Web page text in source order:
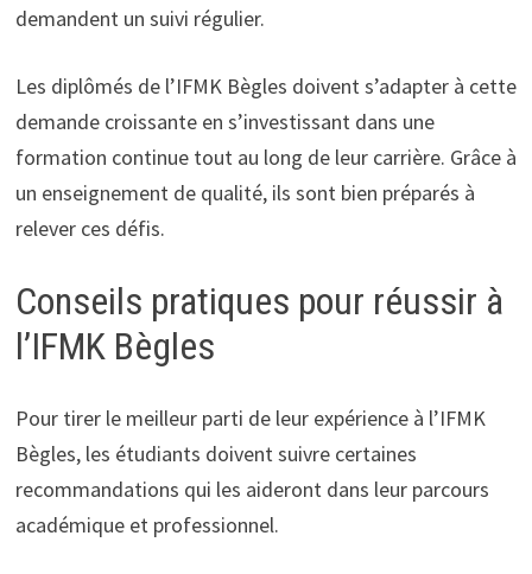
demandent un suivi régulier.
Les diplômés de l’IFMK Bègles doivent s’adapter à cette
demande croissante en s’investissant dans une
formation continue tout au long de leur carrière. Grâce à
un enseignement de qualité, ils sont bien préparés à
relever ces défis.
Conseils pratiques pour réussir à
l’IFMK Bègles
Pour tirer le meilleur parti de leur expérience à l’IFMK
Bègles, les étudiants doivent suivre certaines
recommandations qui les aideront dans leur parcours
académique et professionnel.